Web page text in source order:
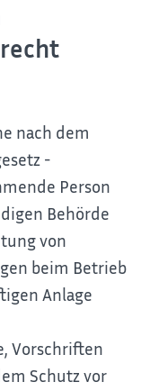
nach dem
-
Person
Behörde
von
beim Betrieb
Anlage
Vorschriften
Schutz vor